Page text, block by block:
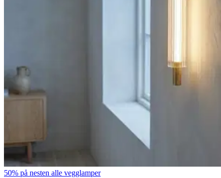
50% på nesten alle vegglamper